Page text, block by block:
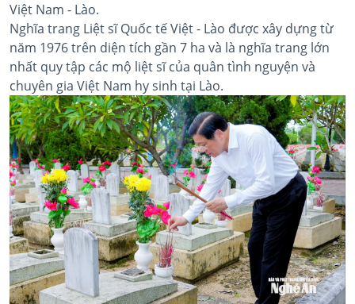
Việt Nam - Lào.
Nghĩa trang Liệt sĩ Quốc tế Việt - Lào được xây dựng từ
năm 1976 trên diện tích gần 7 ha và là nghĩa trang lớn
nhất quy tập các mộ liệt sĩ của quân tình nguyện và
chuyên gia Việt Nam hy sinh tại Lào.